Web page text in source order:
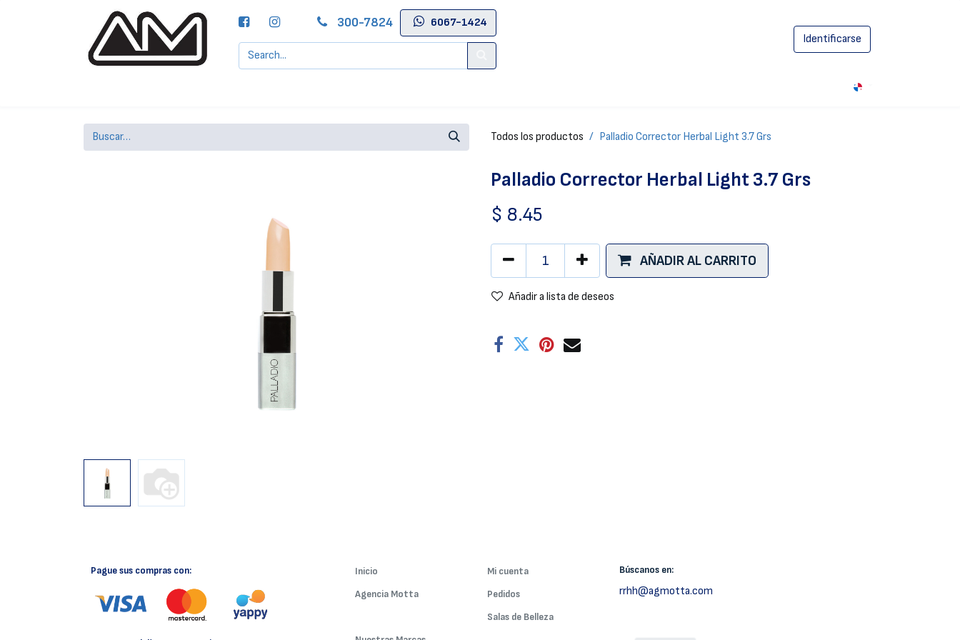
300-7824
6067-1424
Identificarse
Todos los productos Palladio Corrector Herbal Light 3.7 Grs
Palladio Corrector Herbal Light 3.7 Grs
$ 8.45
AÑADIR AL CARRITO
Añadir a lista de deseos
Pague sus compras con:
Inicio
Agencia Motta
Mi cuenta
Pedidos
Salas de Belleza
Búscanos en:
rrhh@agmotta.com